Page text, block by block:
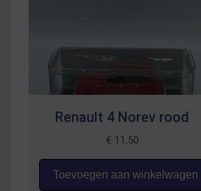
Renault 4 Norev rood
€ 11,50
Toevoegen aan winkelwagen